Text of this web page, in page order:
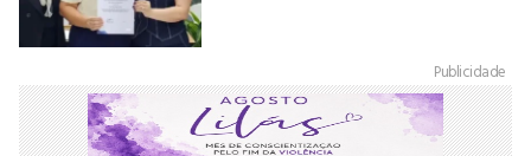
Publicidade